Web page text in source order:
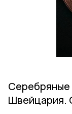
Серебряные
Швейцария.